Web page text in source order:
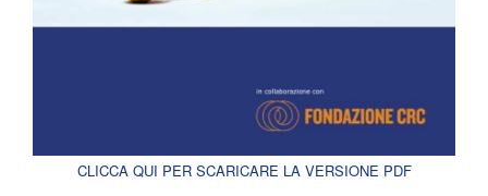
CLICCA QUI PER SCARICARE LA VERSIONE PDF